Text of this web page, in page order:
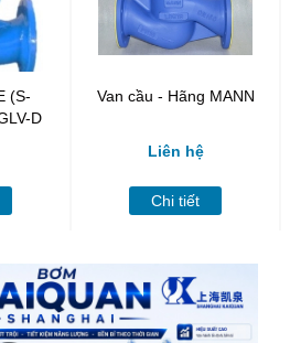
(S-
D
Van cầu - Hãng MANN
Liên hệ
Chi tiết